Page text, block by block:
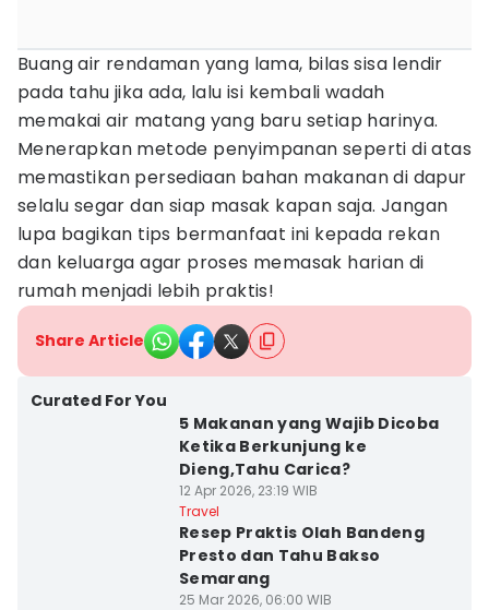
Buang air rendaman yang lama, bilas sisa lendir
pada tahu jika ada, lalu isi kembali wadah
memakai air matang yang baru setiap harinya.
Menerapkan metode penyimpanan seperti di atas
memastikan persediaan bahan makanan di dapur
selalu segar dan siap masak kapan saja. Jangan
lupa bagikan tips bermanfaat ini kepada rekan
dan keluarga agar proses memasak harian di
rumah menjadi lebih praktis!
Share Article
Curated For You
5 Makanan yang Wajib Dicoba
Ketika Berkunjung ke
Dieng,Tahu Carica?
12 Apr 2026, 23:19 WIB
Travel
Resep Praktis Olah Bandeng
Presto dan Tahu Bakso
Semarang
25 Mar 2026, 06:00 WIB